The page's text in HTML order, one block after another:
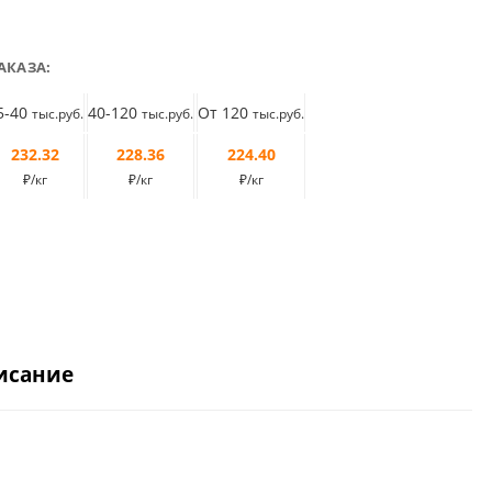
40 тыс.руб. 40-120 тыс.руб. От 120 тыс.руб.
232.32
₽/кг
228.36
₽/кг
224.40
₽/кг